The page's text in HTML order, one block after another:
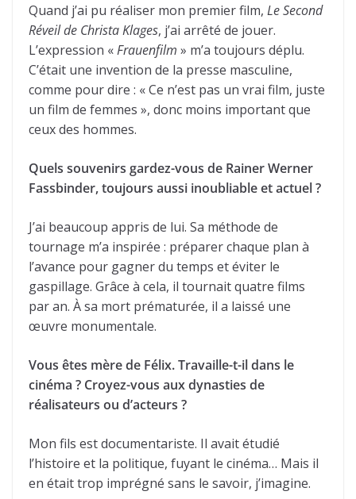
Quand j’ai pu réaliser mon premier film, Le Second
Réveil de Christa Klages, j’ai arrêté de jouer.
L’expression «Frauenfilm » m’a toujours déplu.
C’était une invention de la presse masculine,
comme pour dire : « Ce n’est pas un vrai film, juste
un film de femmes », donc moins important que
ceux des hommes.
Quels souvenirs gardez-vous de Rainer Werner
Fassbinder, toujours aussi inoubliable et actuel ?
J’ai beaucoup appris de lui. Sa méthode de
tournage m’a inspirée : préparer chaque plan à
l’avance pour gagner du temps et éviter le
gaspillage. Grâce à cela, il tournait quatre films
par an. À sa mort prématurée, il a laissé une
œuvre monumentale.
Vous êtes mère de Félix. Travaille-t-il dans le
cinéma ? Croyez-vous aux dynasties de
réalisateurs ou d’acteurs ?
Mon fils est documentariste. Il avait étudié
l’histoire et la politique, fuyant le cinéma… Mais il
en était trop imprégné sans le savoir, j’imagine.